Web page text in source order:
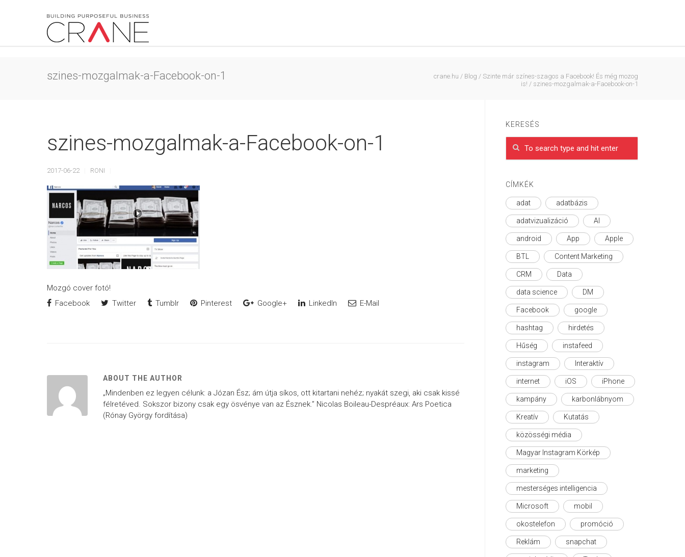
szines-mozgalmak-a-Facebook-on-1 crane.hu / Blog / Szinte már színes-szagos a Facebook! És még mozog
is! / szines-mozgalmak-a-Facebook-on-1
szines-mozgalmak-a-Facebook-on-1
2017-06-22 RONI
Mozgó cover fotó!
Facebook
Twitter Tumblr Pinterest Google+ LinkedIn E-Mail
ABOUT THE AUTHOR
„Mindenben ez legyen célunk: a Józan Ész; ám útja síkos, ott kitartani nehéz; nyakát szegi, aki csak kissé
félretéved. Sokszor bizony csak egy ösvénye van az Észnek.” Nicolas Boileau-Despréaux: Ars Poetica
(Rónay György fordítása)
KERESÉS
CÍMKÉK
adat adatbázis
adatvizualizáció AI
android App Apple
BTL Content Marketing
CRM Data
data science DM
Facebook google
hashtag hirdetés
Hűség instafeed
instagram Interaktív
internet iOS iPhone
kampány karbonlábnyom
Kreatív Kutatás
közösségi média
Magyar Instagram Körkép
marketing
mesterséges intelligencia
Microsoft mobil
okostelefon promóció
Reklám snapchat